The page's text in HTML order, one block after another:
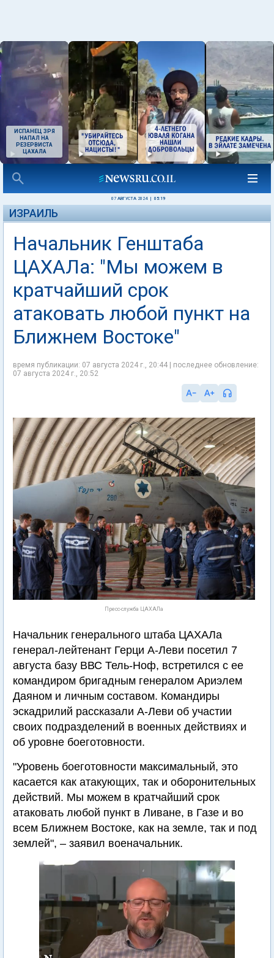
ИСПАНЕЦ ЗРЯ
НАПАЛ НА
РЕЗЕРВИСТА
ЦАХАЛА
07 АВГУСТА 2024 05:19
ИЗРАИЛЬ
Начальник Генштаба
ЦАХАЛа: "Мы можем в
кратчайший срок
атаковать любой пункт на
Ближнем Востоке"
время публикации: 07 августа 2024 г., 20:44 | последнее обновление:
07 августа 2024 г., 20:52
Пресс-служба ЦАХАЛа
Начальник генерального штаба ЦАХАЛа
генерал-лейтенант Герци А-Леви посетил 7
августа базу ВВС Тель-Ноф, встретился с ее
командиром бригадным генералом Ариэлем
Даяном и личным составом. Командиры
эскадрилий рассказали А-Леви об участии
своих подразделений в военных действиях и
об уровне боеготовности.
"Уровень боеготовности максимальный, это
касается как атакующих, так и оборонительных
действий. Мы можем в кратчайший срок
атаковать любой пункт в Ливане, в Газе и во
всем Ближнем Востоке, как на земле, так и под
землей", – заявил военачальник.